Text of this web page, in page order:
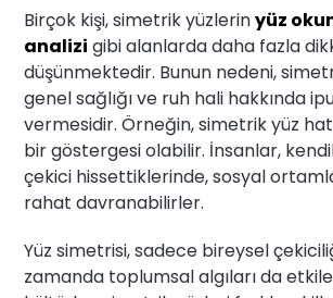
Birçok kişi, simetrik yüzlerinyüz
analizi gibi alanlarda daha fazla
düşünmektedir. Bunun nedeni,
genel sağlığı ve ruh hali hakkında
vermesidir. Örneğin, simetrik yüz
bir göstergesi olabilir. İnsanlar,
çekici hissettiklerinde, sosyal
rahat davranabilirler.
Yüz simetrisi, sadece bireysel
zamanda toplumsal algıları da